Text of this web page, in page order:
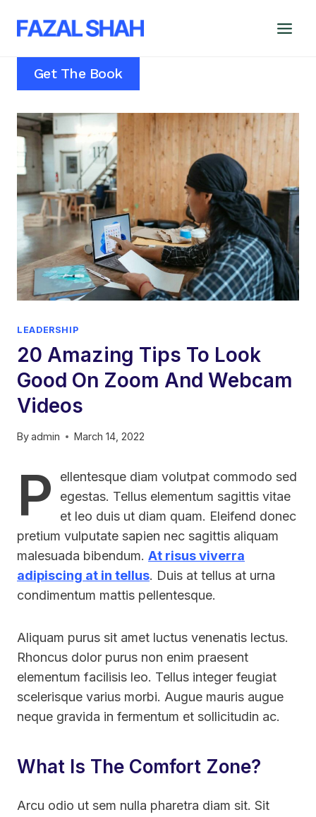
Get The Book
LEADERSHIP
20 Amazing Tips To Look
Good On Zoom And Webcam
Videos
Byadmin March 14, 2022
P
ellentesque diam volutpat commodo sed
egestas. Tellus elementum sagittis vitae
et leo duis ut diam quam. Eleifend donec
pretium vulputate sapien nec sagittis aliquam
malesuada bibendum. At risus viverra
adipiscing at in tellus. Duis at tellus at urna
condimentum mattis pellentesque.
Aliquam purus sit amet luctus venenatis lectus.
Rhoncus dolor purus non enim praesent
elementum facilisis leo. Tellus integer feugiat
scelerisque varius morbi. Augue mauris augue
neque gravida in fermentum et sollicitudin ac.
What Is The Comfort Zone?
Arcu odio ut sem nulla pharetra diam sit. Sit